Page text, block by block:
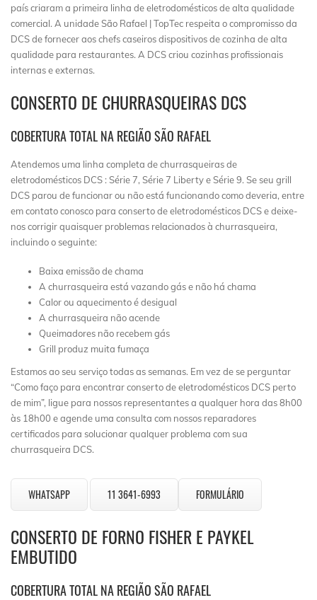
país criaram a primeira linha de eletrodomésticos de alta qualidade
comercial. A unidade São Rafael | TopTec respeita o compromisso da
DCS de fornecer aos chefs caseiros dispositivos de cozinha de alta
qualidade para restaurantes. A DCS criou cozinhas profissionais
internas e externas.
CONSERTO DE CHURRASQUEIRAS DCS
COBERTURA TOTAL NA REGIÃO SÃO RAFAEL
Atendemos uma linha completa de churrasqueiras de
eletrodomésticos DCS : Série 7, Série 7 Liberty e Série 9. Se seu grill
DCS parou de funcionar ou não está funcionando como deveria, entre
em contato conosco para conserto de eletrodomésticos DCS e deixe-
nos corrigir quaisquer problemas relacionados à churrasqueira,
incluindo o seguinte:
Baixa emissão de chama
A churrasqueira está vazando gás e não há chama
Calor ou aquecimento é desigual
A churrasqueira não acende
Queimadores não recebem gás
Grill produz muita fumaça
Estamos ao seu serviço todas as semanas. Em vez de se perguntar
“Como faço para encontrar conserto de eletrodomésticos DCS perto
de mim”, ligue para nossos representantes a qualquer hora das 8h00
às 18h00 e agende uma consulta com nossos reparadores
certificados para solucionar qualquer problema com sua
churrasqueira DCS.
WHATSAPP 11 3641-6993 FORMULÁRIO
CONSERTO DE FORNO FISHER E PAYKEL
EMBUTIDO
COBERTURA TOTAL NA REGIÃO SÃO RAFAEL